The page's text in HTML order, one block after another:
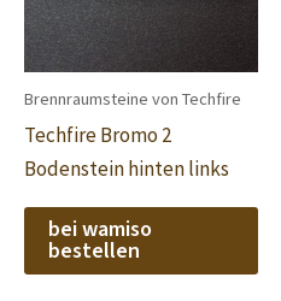
Brennraumsteine von Techfire
Techfire Bromo 2
Bodenstein hinten links
bei wamiso
bestellen